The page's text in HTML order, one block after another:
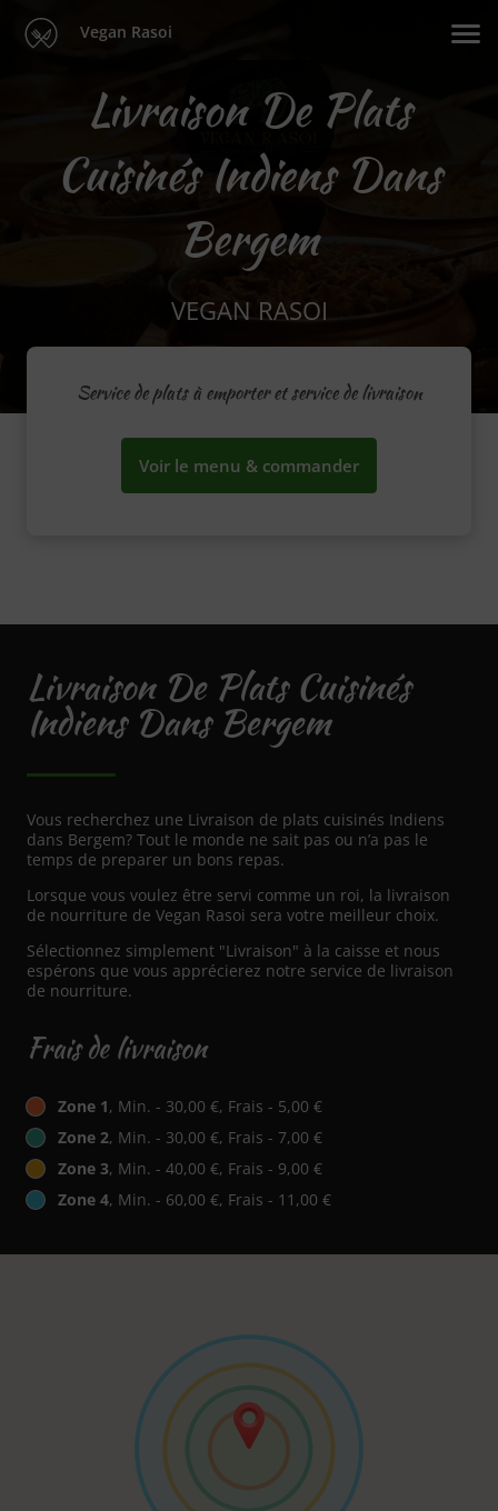
Vegan Rasoi
Livraison De Plats
Cuisinés Indiens Dans
Bergem
VEGAN RASOI
Service de plats à emporter et service de livraison
Voir le menu & commander
Livraison De Plats Cuisinés
Indiens Dans Bergem
Vous recherchez une Livraison de plats cuisinés Indiens
dans Bergem? Tout le monde ne sait pas ou n’a pas le
temps de preparer un bons repas.
Lorsque vous voulez être servi comme un roi, la livraison
de nourriture de Vegan Rasoi sera votre meilleur choix.
Sélectionnez simplement "Livraison" à la caisse et nous
espérons que vous apprécierez notre service de livraison
de nourriture.
Frais de livraison
Zone 1, Min. - 30,00 €, Frais - 5,00 €
Zone 2, Min. - 30,00 €, Frais - 7,00 €
Zone 3, Min. - 40,00 €, Frais - 9,00 €
Zone 4, Min. - 60,00 €, Frais - 11,00 €